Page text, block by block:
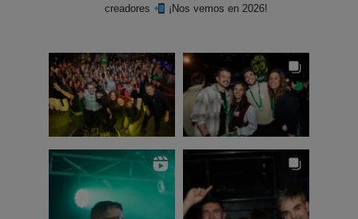
creadores
¡Nos vemos en 2026!